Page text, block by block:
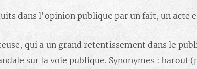
dans l'opinion publique par un fait, un acte
qui a un grand retentissement dans le
sur la voie publique. Synonymes :